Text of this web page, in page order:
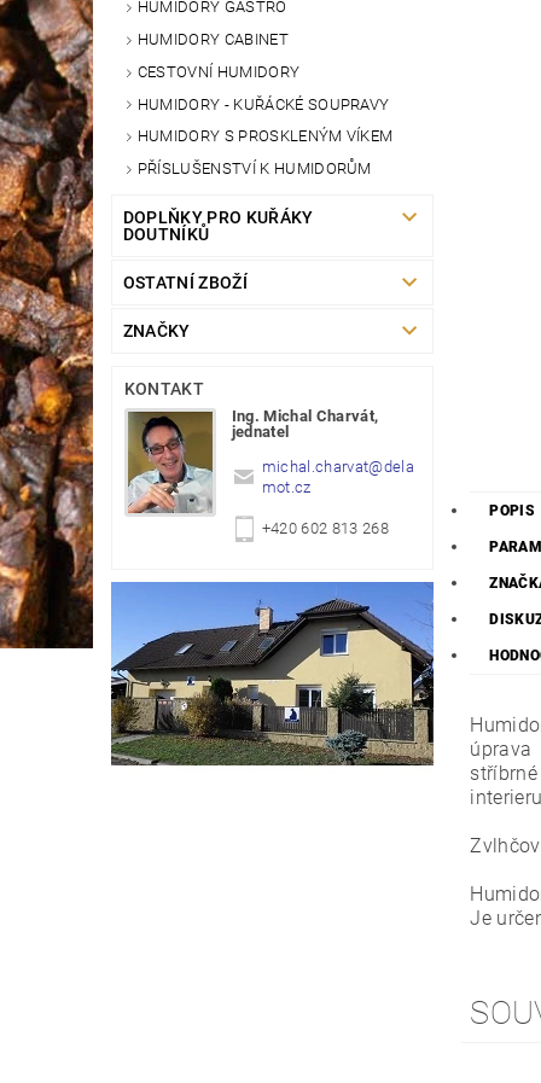
HUMIDORY GASTRO
HUMIDORY CABINET
CESTOVNÍ HUMIDORY
HUMIDORY - KUŘÁCKÉ SOUPRAVY
HUMIDORY S PROSKLENÝM VÍKEM
PŘÍSLUŠENSTVÍ K HUMIDORŮM
DOPLŇKY PRO KUŘÁKY
DOUTNÍKŮ
OSTATNÍ ZBOŽÍ
ZNAČKY
KONTAKT
Ing. Michal Charvát,
jednatel
michal.charvat@dela
mot.cz
+420 602 813 268
POPIS
úprava
Je